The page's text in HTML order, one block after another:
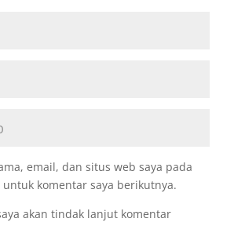
email, dan situs web saya pada
komentar saya berikutnya.
akan tindak lanjut komentar